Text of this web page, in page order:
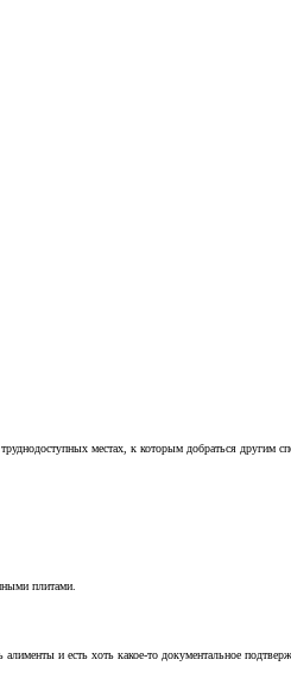
местах, к которым добраться другим
плитами.
и есть хоть какое-то документальное